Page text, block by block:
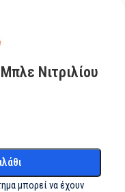
Νιτριλίου
μπορεί να έχουν